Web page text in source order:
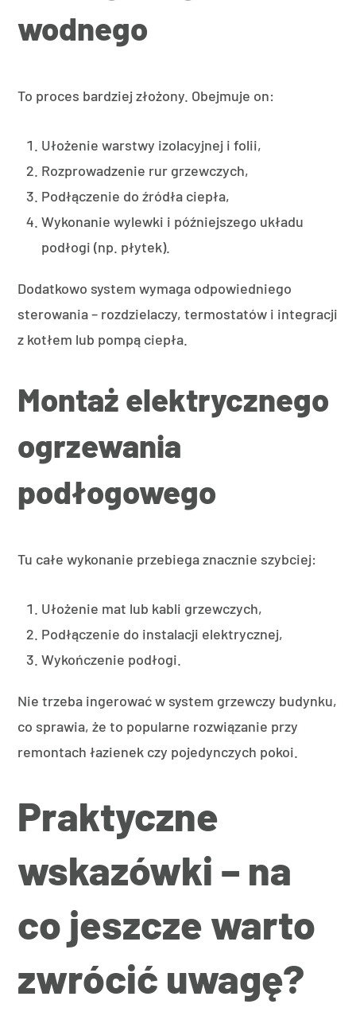
wodnego
To proces bardziej złożony. Obejmuje on:
Ułożenie warstwy izolacyjnej i folii,
Rozprowadzenie rur grzewczych,
Podłączenie do źródła ciepła,
Wykonanie wylewki i późniejszego układu
podłogi (np. płytek).
Dodatkowo system wymaga odpowiedniego
sterowania – rozdzielaczy, termostatów i integracji
z kotłem lub pompą ciepła.
Montaż elektrycznego
ogrzewania
podłogowego
Tu całe wykonanie przebiega znacznie szybciej:
Ułożenie mat lub kabli grzewczych,
Podłączenie do instalacji elektrycznej,
Wykończenie podłogi.
Nie trzeba ingerować w system grzewczy budynku,
co sprawia, że to popularne rozwiązanie przy
remontach łazienek czy pojedynczych pokoi.
Praktyczne
wskazówki – na
co jeszcze warto
zwrócić uwagę?